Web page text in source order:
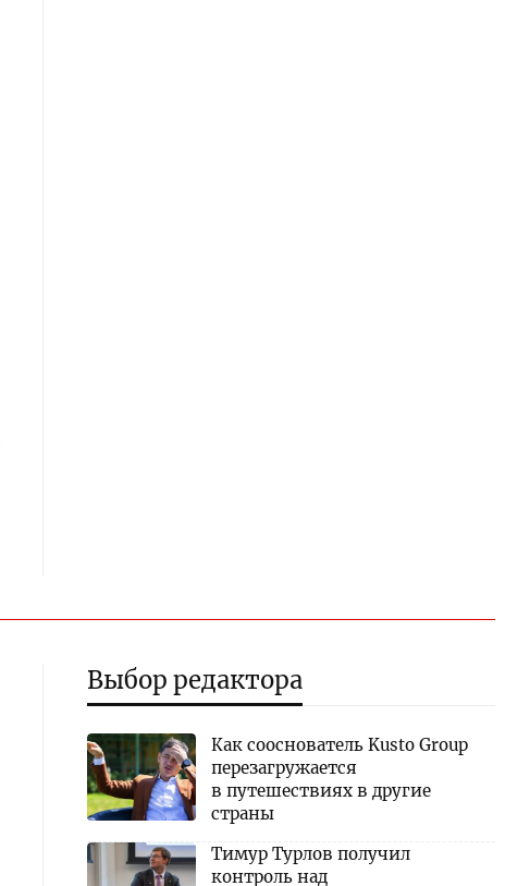
Выбор редактора
Как сооснователь Kusto Group
перезагружается
в путешествиях в другие
страны
Тимур Турлов получил
контроль над